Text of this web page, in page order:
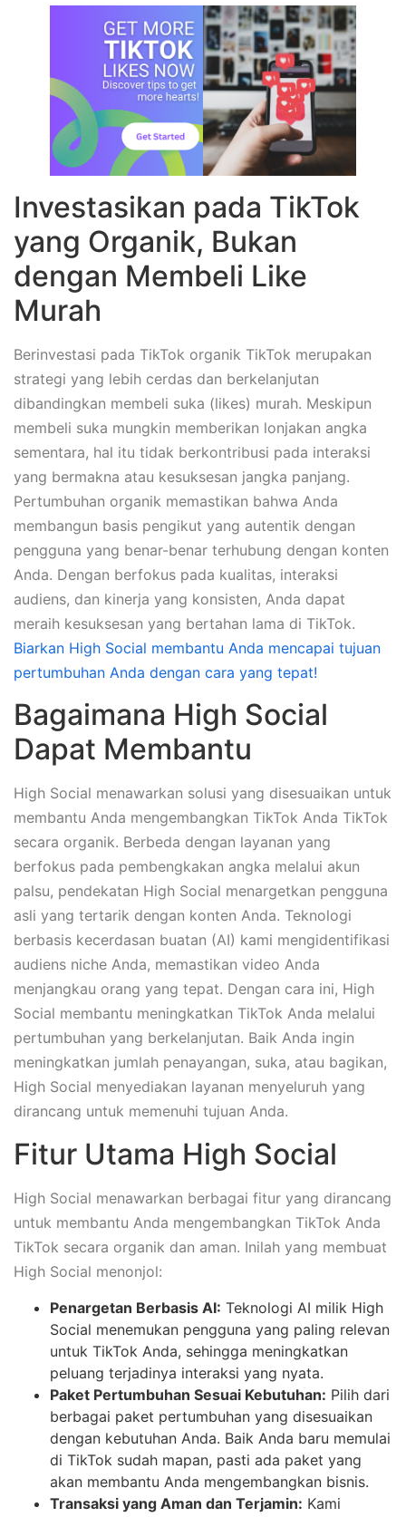
Investasikan pada TikTok
yang Organik, Bukan
dengan Membeli Like
Murah
Berinvestasi pada TikTok organik TikTok merupakan
strategi yang lebih cerdas dan berkelanjutan
dibandingkan membeli suka (likes) murah. Meskipun
membeli suka mungkin memberikan lonjakan angka
sementara, hal itu tidak berkontribusi pada interaksi
yang bermakna atau kesuksesan jangka panjang.
Pertumbuhan organik memastikan bahwa Anda
membangun basis pengikut yang autentik dengan
pengguna yang benar-benar terhubung dengan konten
Anda. Dengan berfokus pada kualitas, interaksi
audiens, dan kinerja yang konsisten, Anda dapat
meraih kesuksesan yang bertahan lama di TikTok.
Biarkan High Social membantu Anda mencapai tujuan
pertumbuhan Anda dengan cara yang tepat!
Bagaimana High Social
Dapat Membantu
High Social menawarkan solusi yang disesuaikan untuk
membantu Anda mengembangkan TikTok Anda TikTok
secara organik. Berbeda dengan layanan yang
berfokus pada pembengkakan angka melalui akun
palsu, pendekatan High Social menargetkan pengguna
asli yang tertarik dengan konten Anda. Teknologi
berbasis kecerdasan buatan (AI) kami mengidentifikasi
audiens niche Anda, memastikan video Anda
menjangkau orang yang tepat. Dengan cara ini, High
Social membantu meningkatkan TikTok Anda melalui
pertumbuhan yang berkelanjutan. Baik Anda ingin
meningkatkan jumlah penayangan, suka, atau bagikan,
High Social menyediakan layanan menyeluruh yang
dirancang untuk memenuhi tujuan Anda.
Fitur Utama High Social
High Social menawarkan berbagai fitur yang dirancang
untuk membantu Anda mengembangkan TikTok Anda
TikTok secara organik dan aman. Inilah yang membuat
High Social menonjol:
Penargetan Berbasis AI: Teknologi AI milik High
Social menemukan pengguna yang paling relevan
untuk TikTok Anda, sehingga meningkatkan
peluang terjadinya interaksi yang nyata.
Paket Pertumbuhan Sesuai Kebutuhan: Pilih dari
berbagai paket pertumbuhan yang disesuaikan
dengan kebutuhan Anda. Baik Anda baru memulai
di TikTok sudah mapan, pasti ada paket yang
akan membantu Anda mengembangkan bisnis.
Transaksi yang Aman dan Terjamin: Kami